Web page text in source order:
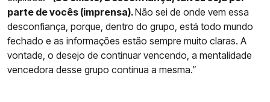
parte de vocês (imprensa).Não sei de onde vem essa
desconfiança, porque, dentro do grupo, está todo mundo
fechado e as informações estão sempre muito claras. A
vontade, o desejo de continuar vencendo, a mentalidade
vencedora desse grupo continua a mesma.”